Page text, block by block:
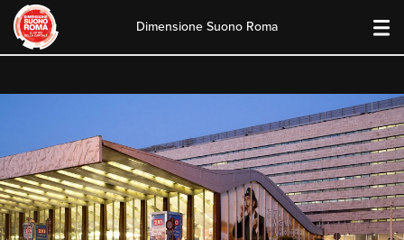
content
Dimensione Suono Roma